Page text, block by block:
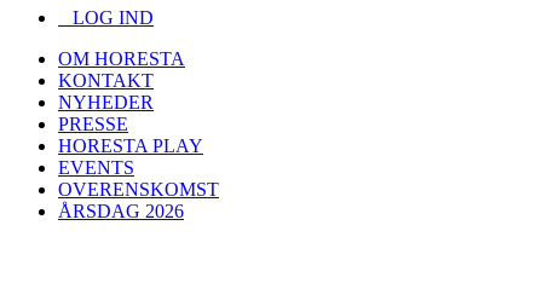
LOG IND
OM HORESTA
KONTAKT
NYHEDER
PRESSE
HORESTA PLAY
EVENTS
OVERENSKOMST
ÅRSDAG 2026